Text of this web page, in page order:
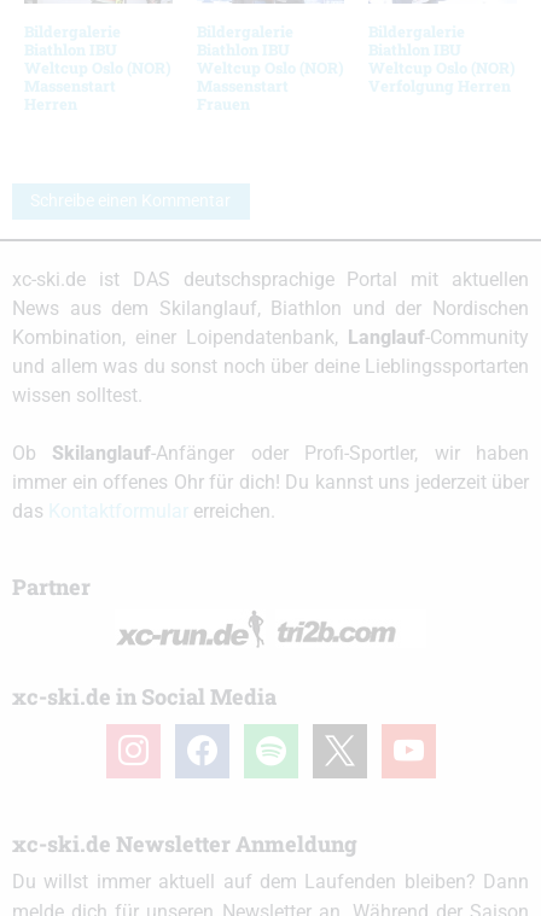
Bildergalerie
Biathlon IBU
Weltcup Oslo (NOR)
Massenstart
Herren
Bildergalerie
Biathlon IBU
Weltcup Oslo (NOR)
Massenstart
Frauen
Bildergalerie
Biathlon IBU
Weltcup Oslo (NOR)
Verfolgung Herren
Schreibe einen Kommentar
xc-ski.de ist DAS deutschsprachige Portal mit aktuellen
News aus dem Skilanglauf, Biathlon und der Nordischen
Kombination, einer Loipendatenbank,
Langlauf-Community
und allem was du sonst noch über deine Lieblingssportarten
wissen solltest.
Ob Skilanglauf-Anfänger oder Profi-Sportler, wir haben
immer ein offenes Ohr für dich! Du kannst uns jederzeit über
das
erreichen.
Partner
xc-ski.de in Social Media
instagramfacebook spotify youtube
xc-ski.de Newsletter Anmeldung
Du willst immer aktuell auf dem Laufenden bleiben? Dann